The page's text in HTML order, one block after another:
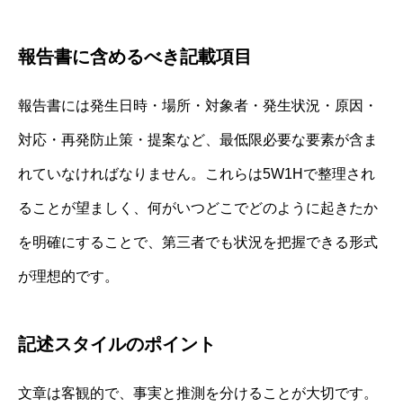
報告書に含めるべき記載項目
報告書には発生日時・場所・対象者・発生状況・原因・
対応・再発防止策・提案など、最低限必要な要素が含ま
れていなければなりません。これらは5W1Hで整理され
ることが望ましく、何がいつどこでどのように起きたか
を明確にすることで、第三者でも状況を把握できる形式
が理想的です。
記述スタイルのポイント
文章は客観的で、事実と推測を分けることが大切です。